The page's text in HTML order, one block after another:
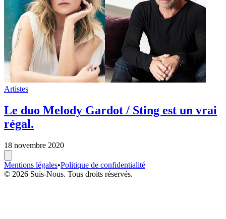
Artistes
Le duo Melody Gardot / Sting est un vrai
régal.
18 novembre 2020
Mentions légales•Politique de confidentialité
© 2026 Suis-Nous. Tous droits réservés.